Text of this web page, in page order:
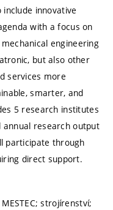
innovative
with a focus on
engineering
but also other
services more
smarter, and
5 research institutes
annual research output
participate through
direct support.
strojírenství;